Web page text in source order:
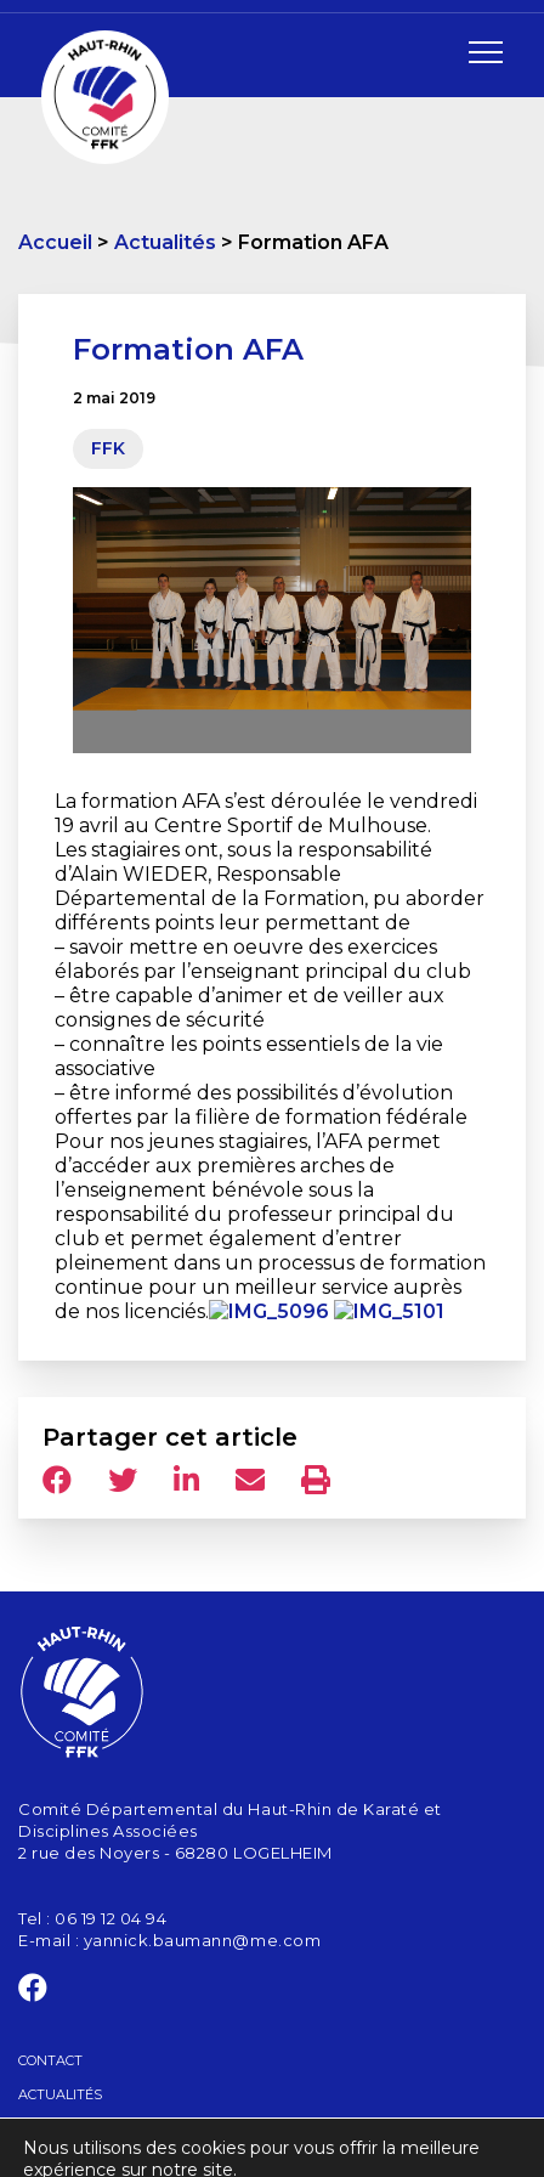
Accueil Actualités Formation AFA
Formation AFA
2 mai 2019
FFK
La formation AFA s’est déroulée le vendredi
19 avril au Centre Sportif de Mulhouse.
Les stagiaires ont, sous la responsabilité
d’Alain WIEDER, Responsable
Départemental de la Formation, pu aborder
différents points leur permettant de
– savoir mettre en oeuvre des exercices
élaborés par l’enseignant principal du club
– être capable d’animer et de veiller aux
consignes de sécurité
– connaître les points essentiels de la vie
associative
– être informé des possibilités d’évolution
offertes par la filière de formation fédérale
Pour nos jeunes stagiaires, l’AFA permet
d’accéder aux premières arches de
l’enseignement bénévole sous la
responsabilité du professeur principal du
club et permet également d’entrer
pleinement dans un processus de formation
continue pour un meilleur service auprès
de nos licenciés.
Partager cet article
Comité Départemental du Haut-Rhin de Karaté et
Disciplines Associées
2 rue des Noyers - 68280 LOGELHEIM
Tel : 06 19 12 04 94
E-mail : yannick.baumann@me.com
CONTACT
ACTUALITÉS
TROUVER UN CLUB
Nous utilisons des cookies pour vous offrir la meilleure
expérience sur notre site.